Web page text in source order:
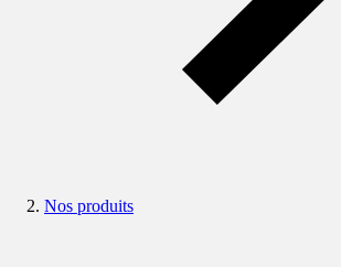
Nos produits